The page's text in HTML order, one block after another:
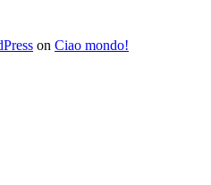
on Ciao mondo!